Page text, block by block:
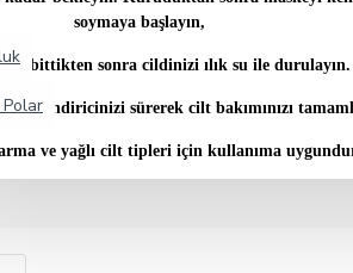
soymaya başlayın,
bittikten sonra cildinizi ılık su ile durulayın.
sürerek cilt bakımınızı
ve yağlı cilt tipleri için kullanıma